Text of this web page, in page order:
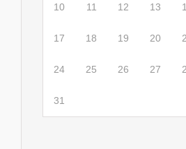
10 11 12 13
17 18 19 20
24 25 26 27
31